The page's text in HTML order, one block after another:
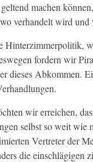
machen
verhandelt wird und
Hinterzimmerpolitik,
fordern wir
dieses Abkommen.
wir erreichen,
selbst so weit
Vertreter der
die einschlägigen